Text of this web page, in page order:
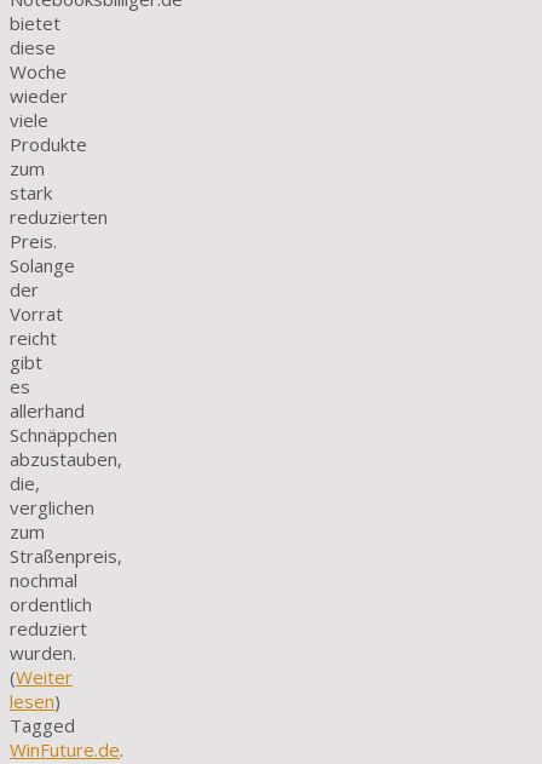
bietet
diese
Woche
wieder
viele
Produkte
zum
stark
reduzierten
Preis.
Solange
der
Vorrat
reicht
gibt
es
allerhand
Schnäppchen
abzustauben,
die,
verglichen
zum
Straßenpreis,
nochmal
ordentlich
reduziert
wurden.
(Weiter
lesen)
Tagged
WinFuture.de.